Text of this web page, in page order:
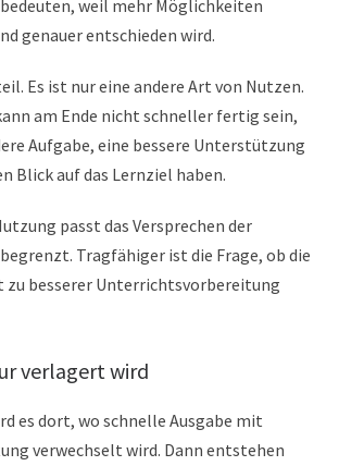
weil mehr Möglichkeiten
genauer entschieden wird.
Es ist nur eine andere Art von Nutzen.
am Ende nicht schneller fertig sein,
Aufgabe, eine bessere Unterstützung
Blick auf das Lernziel haben.
passt das Versprechen der
Tragfähiger ist die Frage, ob die
zu besserer Unterrichtsvorbereitung
verlagert wird
es dort, wo schnelle Ausgabe mit
verwechselt wird. Dann entstehen